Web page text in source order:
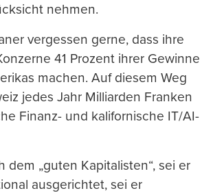
nehmen.
vergessen gerne, dass ihre
41 Prozent ihrer Gewinne
machen. Auf diesem Weg
jedes Jahr Milliarden Franken
Finanz- und kalifornische IT/AI-
dem „guten Kapitalisten“, sei er
ausgerichtet, sei er